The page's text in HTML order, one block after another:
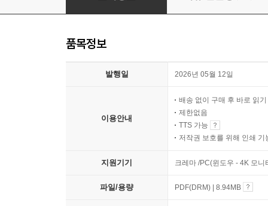
품목정보
발행일 2026년 05월 12일
이용안내
배송 없이 구매 후 바로 읽기
제한없음
TTS 가능
저작권 보호를 위해 인쇄 기
지원기기 크레마 /PC(윈도우 - 4K 모
파일/용량 PDF(DRM) | 8.94MB